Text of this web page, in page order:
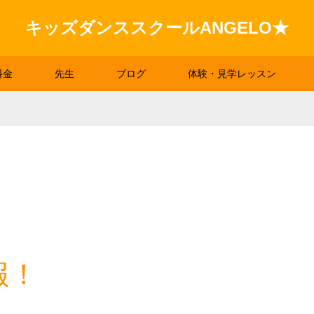
キッズダンススクールANGELO★
金 先生 ブログ 体験・見学レッスン